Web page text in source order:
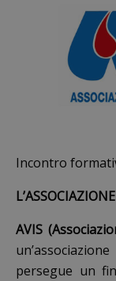
Incontro
AVIS
persegue un